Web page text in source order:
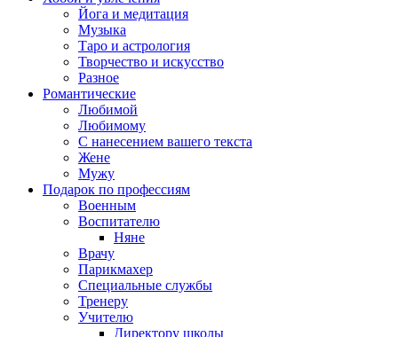
Йога и медитация
Музыка
Таро и астрология
Творчество и искусство
Разное
Романтические
Любимой
Любимому
С нанесением вашего текста
Жене
Мужу
Подарок по профессиям
Военным
Воспитателю
Няне
Врачу
Парикмахер
Специальные службы
Тренеру
Учителю
Директору школы